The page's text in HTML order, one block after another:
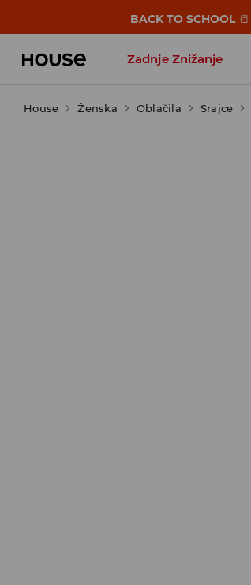
BACK TO SCHOOL 📒
Zadnje Znižanje
Favoriti vplivnežev
House Ženska Oblačila Srajce